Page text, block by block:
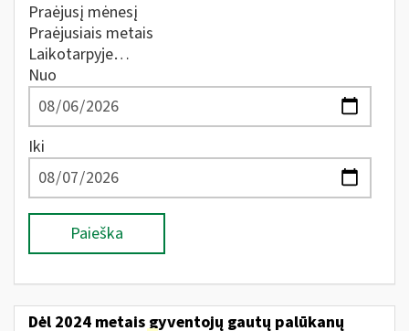
Praėjusį mėnesį
Praėjusiais metais
Laikotarpyje…
Nuo
Iki
Paieška
Dėl 2024 metais gyventojų gautų palūkanų